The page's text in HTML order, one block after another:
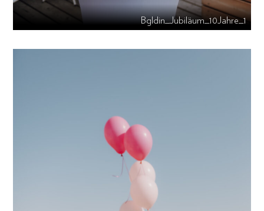
Bgldin_Jubiläum_10Jahre_1